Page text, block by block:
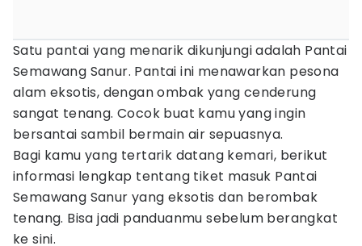
Satu pantai yang menarik dikunjungi adalah Pantai
Semawang Sanur. Pantai ini menawarkan pesona
alam eksotis, dengan ombak yang cenderung
sangat tenang. Cocok buat kamu yang ingin
bersantai sambil bermain air sepuasnya.
Bagi kamu yang tertarik datang kemari, berikut
informasi lengkap tentang tiket masuk Pantai
Semawang Sanur yang eksotis dan berombak
tenang. Bisa jadi panduanmu sebelum berangkat
ke sini.